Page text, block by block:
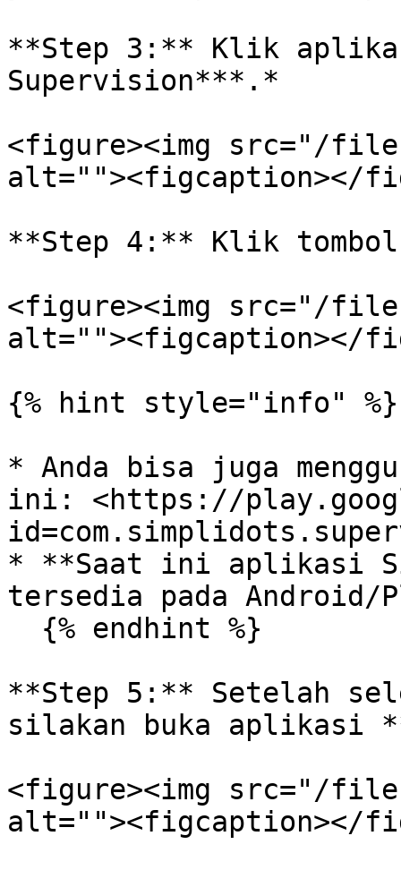
**Step 3:** Klik
Supervision***.*
<figure><img src="/
alt=""><figcaption></
**Step 4:** Klik
<figure><img src="/
alt=""><figcaption></
{% hint style="info" %}
* Anda bisa juga
ini: <https://
* **Saat ini aplikasi
tersedia pada Android/
**Step 5:** Setelah
silakan buka aplikasi
<figure><img src="/
alt=""><figcaption></